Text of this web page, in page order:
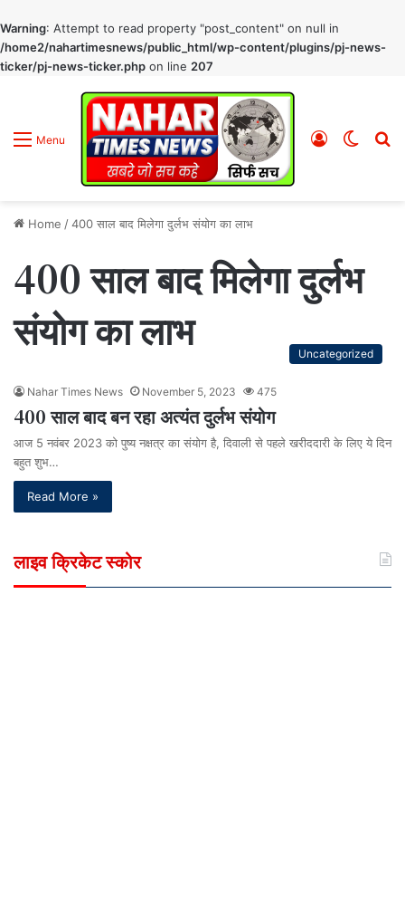
Warning: Attempt to read property "post_content" on null in
/home2/nahartimesnews/public_html/wp-content/plugins/pj-news-
ticker/pj-news-ticker.php on line 207
Menu
Switch
Log
Home /400 साल बाद मिलेगा दुर्लभ संयोग का लाभ
400 साल बाद मिलेगा दुर्लभ
संयोग का लाभ
Uncategorized
Nahar Times News November 5, 2023 475
400 साल बाद बन रहा अत्यंत दुर्लभ संयोग
आज 5 नवंबर 2023 को पुष्य नक्षत्र का संयोग है, दिवाली से पहले खरीददारी के लिए ये दिन
बहुत शुभ…
Read More »
लाइव क्रिकेट स्कोर